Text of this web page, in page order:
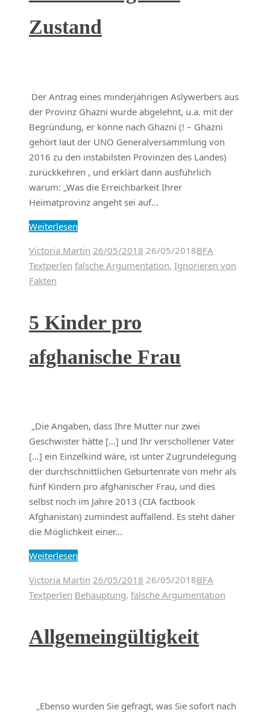
Zustand
Der Antrag eines minderjährigen Aslywerbers aus
der Provinz Ghazni wurde abgelehnt, u.a. mit der
Begründung, er könne nach Ghazni (! – Ghazni
gehört laut der UNO Generalversammlung von
2016 zu den instabilsten Provinzen des Landes)
zurückkehren , und erklärt dann ausführlich
warum: „Was die Erreichbarkeit Ihrer
Heimatprovinz angeht sei auf…
Weiterlesen
Victoria Martin 26/05/2018 26/05/2018BFA
Textperlen falsche Argumentation, Ignorieren von
Fakten
5 Kinder pro
afghanische Frau
„Die Angaben, dass Ihre Mutter nur zwei
Geschwister hätte […] und Ihr verschollener Vater
[…] ein Einzelkind wäre, ist unter Zugrundelegung
der durchschnittlichen Geburtenrate von mehr als
fünf Kindern pro afghanischer Frau, und dies
selbst noch im Jahre 2013 (CIA factbook
Afghanistan) zumindest auffallend. Es steht daher
die Möglichkeit einer…
Weiterlesen
Victoria Martin 26/05/2018 26/05/2018BFA
Textperlen Behauptung, falsche Argumentation
Allgemeingültigkeit
„Ebenso wurden Sie gefragt, was Sie sofort nach